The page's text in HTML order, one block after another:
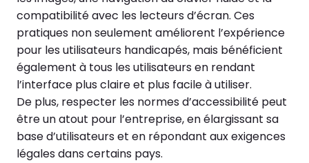
compatibilité avec les lecteurs d’écran. Ces
pratiques non seulement améliorent l’expérience
pour les utilisateurs handicapés, mais bénéficient
également à tous les utilisateurs en rendant
l’interface plus claire et plus facile à utiliser.
De plus, respecter les normes d’accessibilité peut
être un atout pour l’entreprise, en élargissant sa
base d’utilisateurs et en répondant aux exigences
légales dans certains pays.